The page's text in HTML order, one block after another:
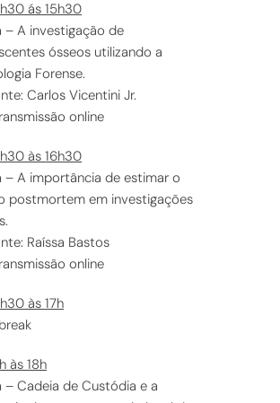
ás 15h30
– A investigação de
ósseos utilizando a
Forense.
Carlos Vicentini Jr.
online
às 16h30
– A importância de estimar o
postmortem em investigações
Raíssa Bastos
online
às 17h
às 18h
– Cadeia de Custódia e a